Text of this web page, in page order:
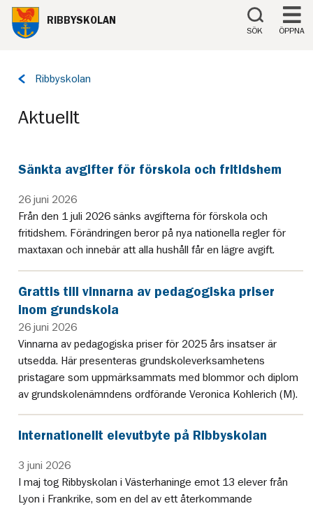
Till innehåll på sidan
RIBBYSKOLAN
SÖK ÖPPNA
Tillbaka
Ribbyskolan
Aktuellt
Sänkta avgifter för förskola och fritidshem
26 juni 2026
Från den 1 juli 2026 sänks avgifterna för förskola och
fritidshem. Förändringen beror på nya nationella regler för
maxtaxan och innebär att alla hushåll får en lägre avgift.
Grattis till vinnarna av pedagogiska priser
inom grundskola
26 juni 2026
Vinnarna av pedagogiska priser för 2025 års insatser är
utsedda. Här presenteras grundskoleverksamhetens
pristagare som uppmärksammats med blommor och diplom
av grundskolenämndens ordförande Veronica Kohlerich (M).
Internationellt elevutbyte på Ribbyskolan
3 juni 2026
I maj tog Ribbyskolan i Västerhaninge emot 13 elever från
Lyon i Frankrike, som en del av ett återkommande